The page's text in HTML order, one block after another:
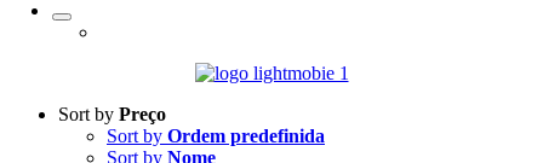
Sort by Preço
Sort by Ordem predefinida
Sort by Nome